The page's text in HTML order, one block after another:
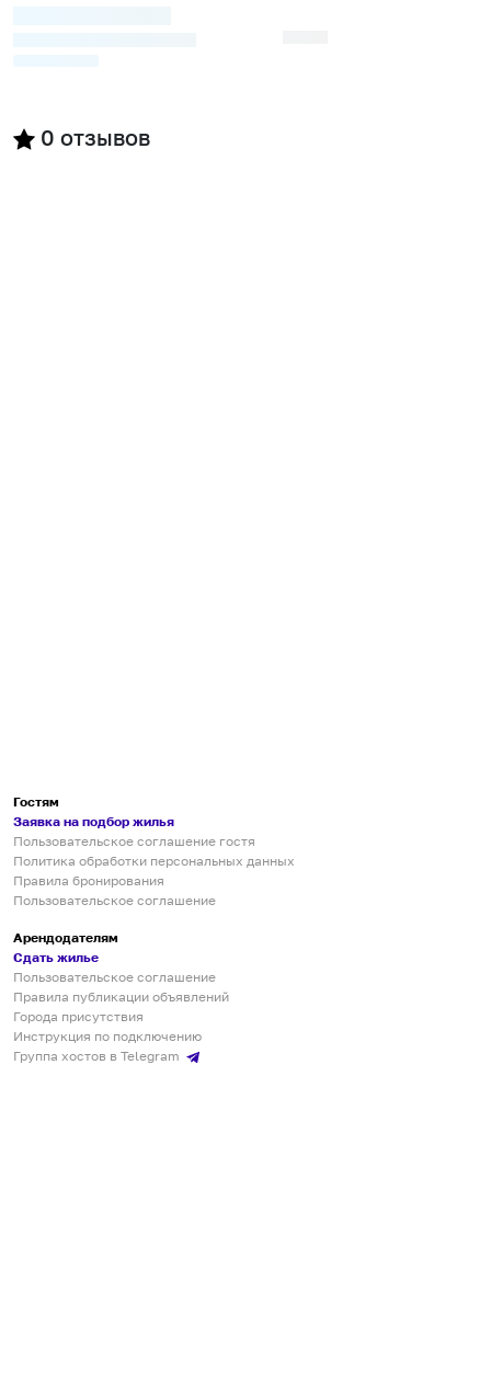
0 отзывов
Гостям
Заявка на подбор жилья
Пользовательское соглашение гостя
Политика обработки персональных данных
Правила бронирования
Пользовательское соглашение
Арендодателям
Сдать жилье
Пользовательское соглашение
Правила публикации объявлений
Города присутствия
Инструкция по подключению
Группа хостов в Telegram